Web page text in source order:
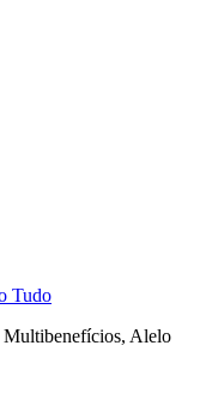
Tudo
Alelo